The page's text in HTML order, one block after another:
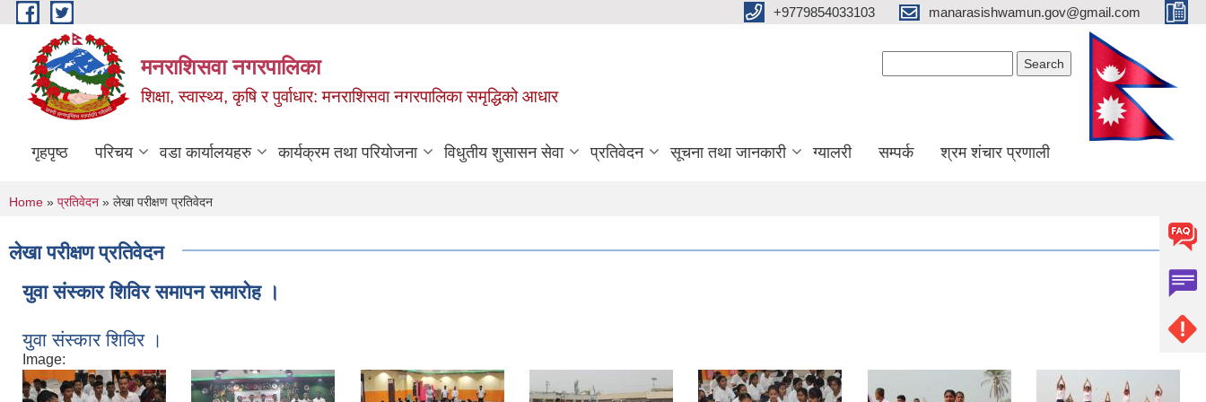
Skip to main content +9779854033103 manarasishwamun.gov@gmail.com
मनराशिसवा नगरपालिका
शिक्षा, स्वास्थ्य, कृषि र पुर्वाधार: मनराशिसवा नगरपालिका समृद्धिको आधार
गृहपृष्ठ परिचय वडा कार्यालयहरु कार्यक्रम तथा परियोजना विधुतीय शुसासन सेवा प्रतिवेदन सूचना तथा जानकारी ग्यालरी सम्पर्क श्रम शंचार प्रणाली
You are here
Home » प्रतिवेदन » लेखा परीक्षण प्रतिवेदन
लेखा परीक्षण प्रतिवेदन
युवा संस्कार शिविर समापन समारोह ।
युवा संस्कार शिविर ।
Image: